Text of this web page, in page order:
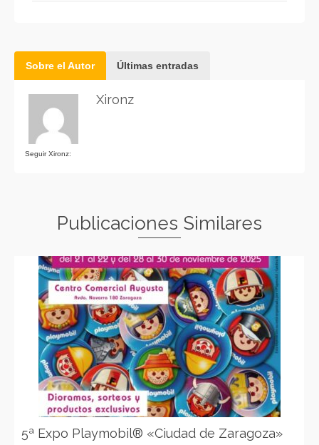
Sobre el Autor Últimas entradas
Seguir Xironz:
Xironz
Publicaciones Similares
5ª Expo Playmobil® «Ciudad de Zaragoza»